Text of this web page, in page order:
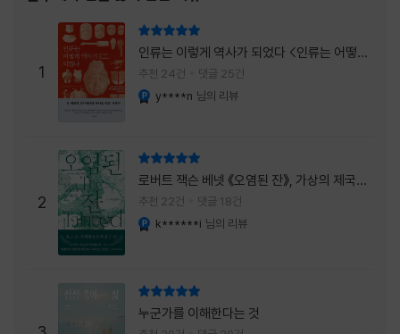
이 뒤따라왔다. 감출 수 없는 세계는 더 다정할
까 「등껍질」의 세계에서 사람들은 저마다 다른
등껍질을 달고 살아간다. 몸의 일부이면서 한
사람을 표현하는 수단
1
인류는 이렇게 역사가 되었다 <인류는 어떻게
역사가 되었나>
추천 24건 댓글 25건
y****n 님의 리뷰
2
로버트 잭슨 베넷 《오염된 잔》, 가상의 제국이
주는 실감과 미스터리 사건의 치밀함이 이루어
내는 최상의 시너지...
추천 22건 댓글 18건
k******i 님의 리뷰
누군가를 이해한다는 것